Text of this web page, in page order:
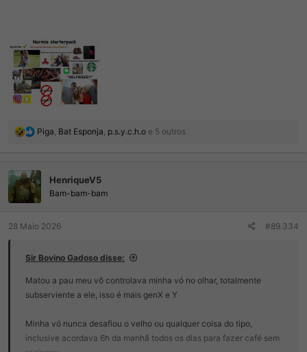
R
ç
õ
e
s
Piga, Bat Esponja, p.s.y.c.h.o e 5 outros
HenriqueV5
Bam-bam-bam
28 Maio 2026 #89.334
Sir Bovino Gadoso disse:
Matou a pau meu vô controlava minha vó no olhar, totalmente
subserviente a ele, isso é mais genX e Y
Minha vó nunca desafiou o velho ou qualquer coisa do tipo,
inclusive acordava 6h da manhã todos os dias para fazer café sem